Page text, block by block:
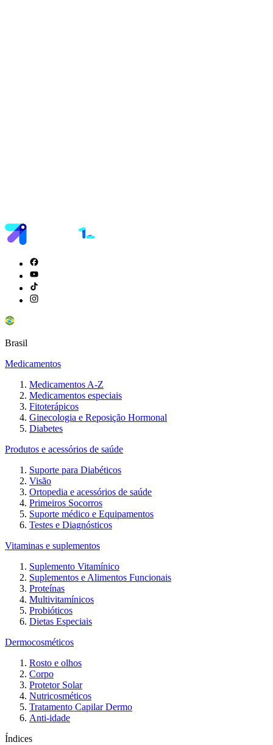
Brasil
Medicamentos
Medicamentos A-Z
Medicamentos especiais
Fitoterápicos
Ginecologia e Reposição Hormonal
Diabetes
Produtos e acessórios de saúde
Suporte para Diabéticos
Visão
Ortopedia e acessórios de saúde
Primeiros Socorros
Suporte médico e Equipamentos
Testes e Diagnósticos
Vitaminas e suplementos
Suplemento Vitamínico
Suplementos e Alimentos Funcionais
Proteínas
Multivitamínicos
Probióticos
Dietas Especiais
Dermocosméticos
Rosto e olhos
Corpo
Protetor Solar
Nutricosméticos
Tratamento Capilar Dermo
Anti-idade
Índices